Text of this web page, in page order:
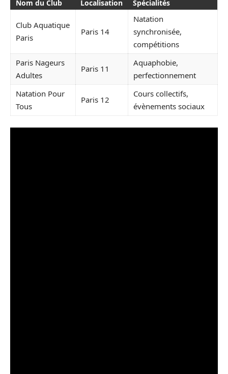
Nom du Club Localisation Spécialités
Club Aquatique
Paris
Paris 14
Natation
synchronisée,
compétitions
Paris Nageurs
Adultes
Paris 11
Aquaphobie,
perfectionnement
Natation Pour
Tous
Paris 12
Cours collectifs,
évènements sociaux